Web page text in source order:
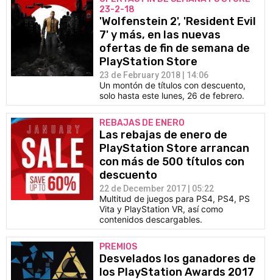
23-2-18
'Wolfenstein 2', 'Resident Evil
7' y más, en las nuevas
ofertas de fin de semana de
PlayStation Store
23 de February 2018 | 14:06
Un montón de títulos con descuento,
solo hasta este lunes, 26 de febrero.
REBAJAS DE ENERO
Las rebajas de enero de
PlayStation Store arrancan
con más de 500 títulos con
descuento
22 de December 2017 | 05:22
Multitud de juegos para PS4, PS4, PS
Vita y PlayStation VR, así como
contenidos descargables.
PREMIOS
Desvelados los ganadores de
los PlayStation Awards 2017